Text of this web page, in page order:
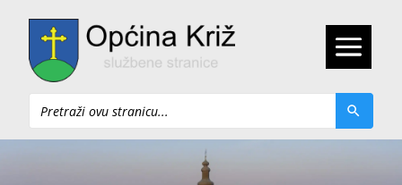
Pretraži